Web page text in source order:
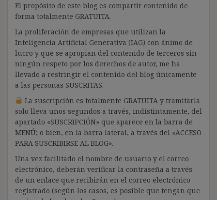
El propósito de este blog es compartir contenido de
forma totalmente GRATUITA.
La proliferación de empresas que utilizan la
Inteligencia Artificial Generativa (IAG) con ánimo de
lucro y que se apropian del contenido de terceros sin
ningún respeto por los derechos de autor, me ha
llevado a restringir el contenido del blog únicamente
a las personas SUSCRITAS.
La suscripción es totalmente GRATUITA y tramitarla
solo lleva unos segundos a través, indistintamente, del
apartado «SUSCRIPCIÓN» que aparece en la barra de
MENÚ; o bien, en la barra lateral, a través del «ACCESO
PARA SUSCRIBIRSE AL BLOG».
Una vez facilitado el nombre de usuario y el correo
electrónico, deberán verificar la contraseña a través
de un enlace que recibirán en el correo electrónico
registrado (según los casos, es posible que tengan que